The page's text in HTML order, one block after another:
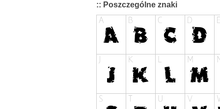
:: Poszczególne znaki